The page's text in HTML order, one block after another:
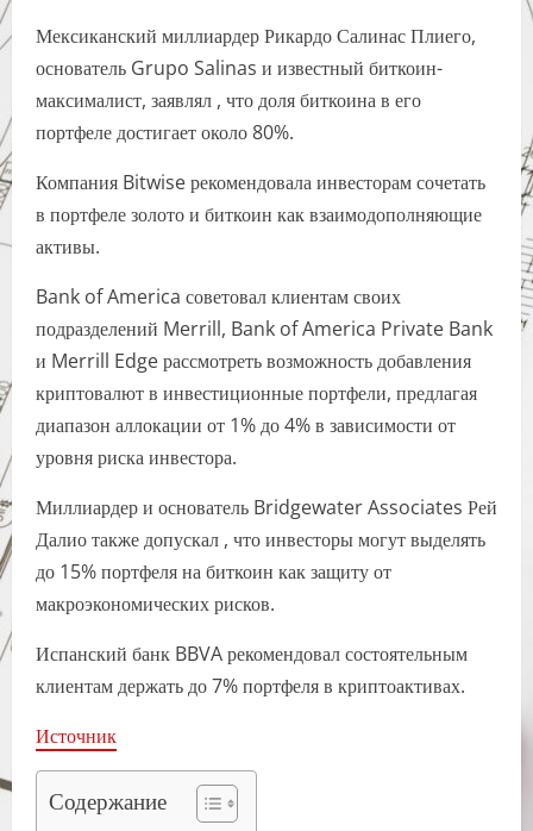
Мексиканский миллиардер Рикардо Салинас Плиего,
основатель Grupo Salinas и известный биткоин-
максималист, заявлял , что доля биткоина в его
портфеле достигает около 80%.
Компания Bitwise рекомендовала инвесторам сочетать
в портфеле золото и биткоин как взаимодополняющие
активы.
Bank of America советовал клиентам своих
подразделений Merrill, Bank of America Private Bank
и Merrill Edge рассмотреть возможность добавления
криптовалют в инвестиционные портфели, предлагая
диапазон аллокации от 1% до 4% в зависимости от
уровня риска инвестора.
Миллиардер и основатель Bridgewater Associates Рей
Далио также допускал , что инвесторы могут выделять
до 15% портфеля на биткоин как защиту от
макроэкономических рисков.
Испанский банк BBVA рекомендовал состоятельным
клиентам держать до 7% портфеля в криптоактивах.
Источник
Содержание